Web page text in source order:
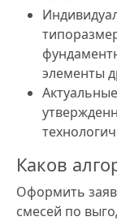
элементы
Каков
Оформить
смесей по